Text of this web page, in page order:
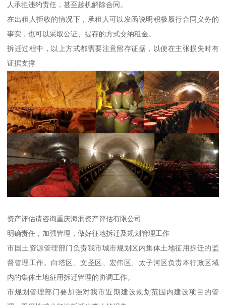
人承担违约责任，甚至趁机解除合同。
在出租人拒收的情况下，承租人可以发函说明积极履行合同义务的
事实，也可以采取公证、提存的方式交纳租金。
拆迁过程中，以上方式都需要注意留存证据，以便在主张损失时有
证据支撑
资产评估请咨询重庆海润资产评估有限公司
明确责任，加强管理，做好征地拆迁及规划管理工作
市国土资源管理部门负责我市城市规划区内集体土地征用拆迁的监
督管理工作。白塔区、文圣区、宏伟区、太子河区负责本行政区域
内的集体土地征用拆迁管理的协调工作。
市规划管理部门要加强对我市近期建设规划范围内建设项目的管